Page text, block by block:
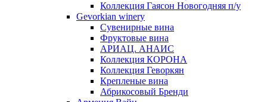
Коллекция Гаясон Новогодняя п/у
Gevorkian winery
Сувенирные вина
Фруктовые вина
АРИАЦ. АНАИС
Коллекция КОРОНА
Коллекция Геворкян
Крепленые вина
Абрикосовый Бренди